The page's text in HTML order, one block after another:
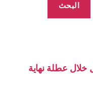
البحث
خلال عطلة نهاية